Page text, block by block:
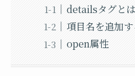
detailsタグとは
項目名を追加
open属性